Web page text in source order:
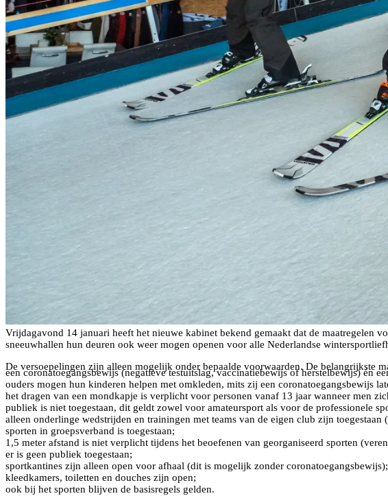
Vrijdagavond 14 januari heeft het nieuwe kabinet bekend gemaakt dat de maatregelen
sneeuwhallen hun deuren ook weer mogen openen voor alle Nederlandse
De versoepelingen zijn alleen mogelijk onder bepaalde voorwaarden. De belangrijkste
een coronatoegangsbewijs (negatieve testuitslag, vaccinatiebewijs of herstelbewijs)
ouders mogen hun kinderen helpen met omkleden, mits zij een coronatoegangsbewijs
het dragen van een mondkapje is verplicht voor personen vanaf 13 jaar wanneer men
publiek is niet toegestaan, dit geldt zowel voor amateursport als voor de professionele
alleen onderlinge wedstrijden en trainingen met teams van de eigen club zijn
sporten in groepsverband is toegestaan;
1,5 meter afstand is niet verplicht tijdens het beoefenen van georganiseerd sporten
er is geen publiek toegestaan;
sportkantines zijn alleen open voor afhaal (dit is mogelijk zonder coronatoegangsbewijs);
kleedkamers, toiletten en douches zijn open;
ook bij het sporten blijven de basisregels gelden.